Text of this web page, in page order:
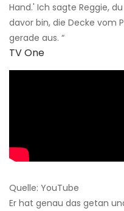
Hand.' Ich sagte Reggie,
davor bin, die Decke vom
gerade aus. “
TV One
Quelle: YouTube
Er hat genau das getan